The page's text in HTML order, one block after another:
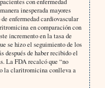
inesperada mayores
enfermedad cardiovascular
en comparación con
incremento en la tasa de
se hizo el seguimiento de los
después de haber recibido el
La FDA recalcó que “no
la claritromicina conlleva a